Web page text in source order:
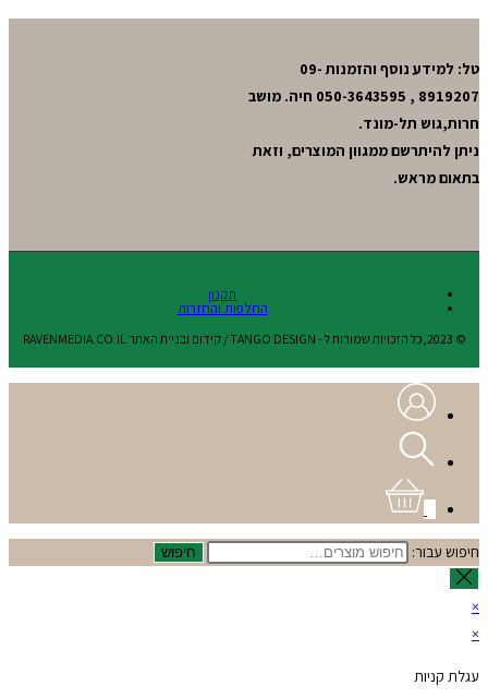
טל: למידע נוסף והזמנות 09-
8919207 , 050-3643595 חיה. מושב
חרות,גוש תל-מונד.
ניתן להיתרשם ממגוון המוצרים, וזאת
בתאום מראש.
תקנון
החלפות והחזרות
© 2023,כל הזכויות שמורות ל - TANGO DESIGN / קידום ובניית האתר RAVENMEDIA.CO.IL
חיפוש עבור: חיפוש
×
×
עגלת קניות